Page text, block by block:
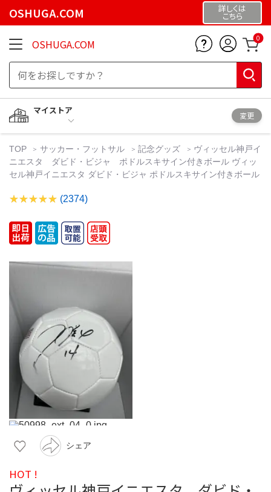
OSHUGA.COM 詳しくは
こちら
OSHUGA.COM 0
マイストア
変更
TOP サッカー・フットサル 記念グッズ
ヴィッセル神戸イ
ニエスタ ダビド・ビジャ ポドルスキサイン付きボール ヴィッ
セル神戸イニエスタ ダビド・ビジャ ポドルスキサイン付きボール
(2374)
シェア
HOT !